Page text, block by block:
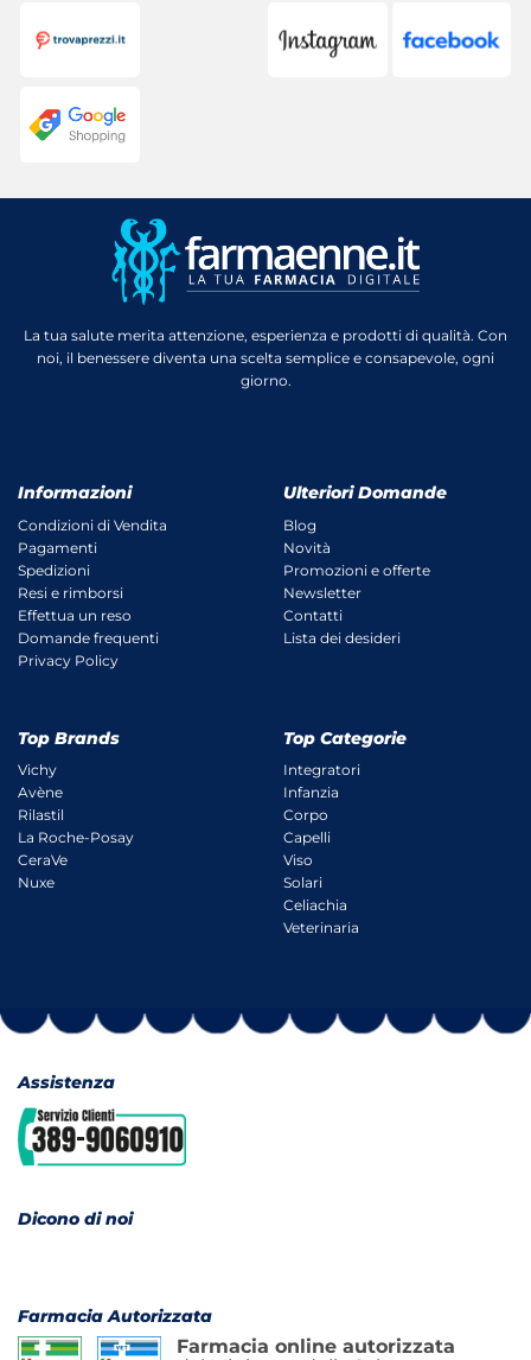
La tua salute merita attenzione, esperienza e prodotti di qualità. Con
noi, il benessere diventa una scelta semplice e consapevole, ogni
giorno.
Informazioni
Condizioni di Vendita
Pagamenti
Spedizioni
Resi e rimborsi
Effettua un reso
Domande frequenti
Privacy Policy
Ulteriori Domande
Blog
Novità
Promozioni e offerte
Newsletter
Contatti
Lista dei desideri
Top Brands
Vichy
Avène
Rilastil
La Roche-Posay
CeraVe
Nuxe
Top Categorie
Integratori
Infanzia
Corpo
Capelli
Viso
Solari
Celiachia
Veterinaria
Assistenza
Dicono di noi
Farmacia Autorizzata
Farmacia online autorizzata